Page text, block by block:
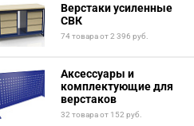
Верстаки усиленные
СВК
74 товара от 2 396 руб.
Аксессуары и
комплектующие для
верстаков
32 товара от 152 руб.